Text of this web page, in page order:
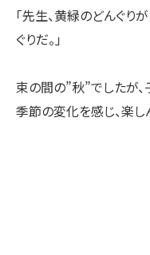
「先生、黄緑のどんぐり
ぐりだ。」
束の間の”秋”でしたが
季節の変化を感じ、楽し